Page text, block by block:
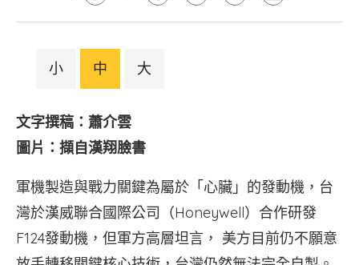
小 中 大
文字撰稿：蕭介雲
圖片：擷自漢翔臉書
軍機製造與戰力關鍵為屬於「心臟」的發動機，台
灣於漢威聯合國際公司（Honeywell）合作研發
F124發動機，但軍方高層坦言， 美方目前仍不願意